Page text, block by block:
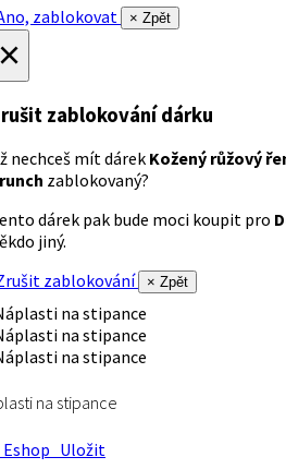
zablokovat
× Zpět
zablokování dárku
nechceš mít dárek Kožený růžový
zablokovaný?
dárek pak bude moci koupit pro
jiný.
zablokování
× Zpět
na stipance
Uložit